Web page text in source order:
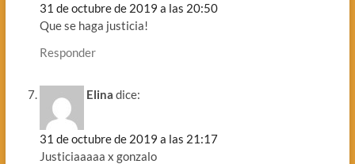
31 de octubre de 2019 a las 20:50
Que se haga justicia!
Responder
Elina dice:
31 de octubre de 2019 a las 21:17
Justiciaaaaa x gonzalo